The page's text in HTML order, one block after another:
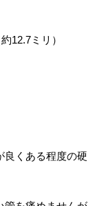
12.7ミリ）
くある程度の硬